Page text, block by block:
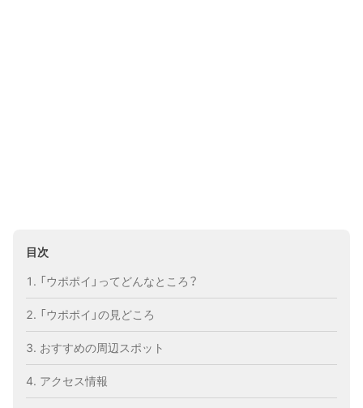
目次
「ウポポイ」ってどんなところ？
「ウポポイ」の見どころ
おすすめの周辺スポット
アクセス情報